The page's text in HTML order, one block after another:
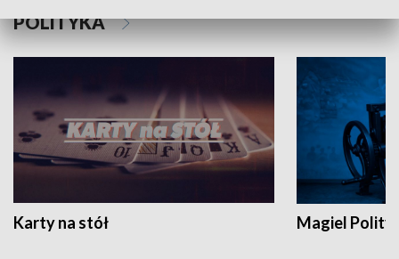
POLITYKA
Karty na stół Magiel